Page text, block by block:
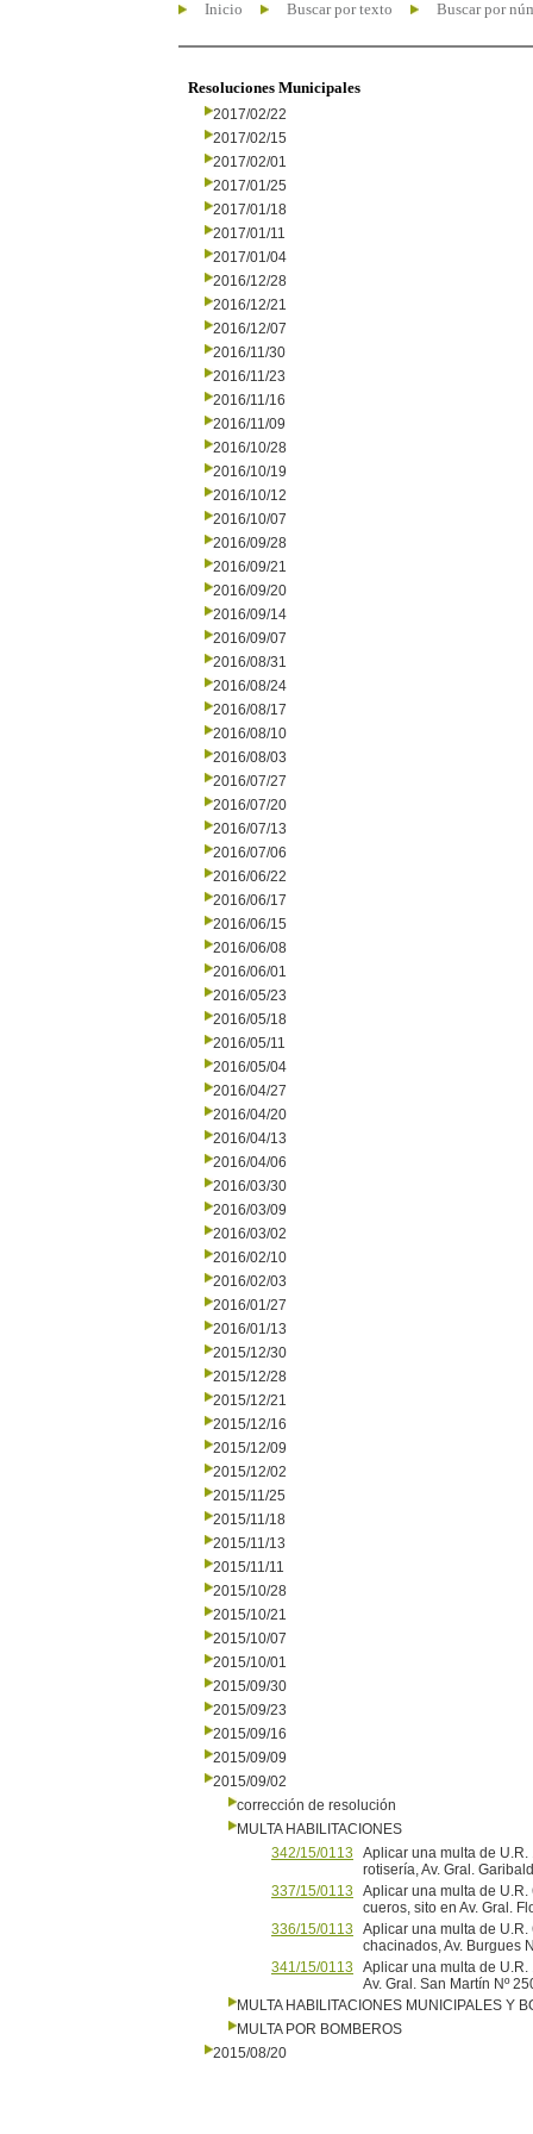
Inicio Buscar por texto Buscar por
Resoluciones Municipales
2017/02/22
2017/02/15
2017/02/01
2017/01/25
2017/01/18
2017/01/11
2017/01/04
2016/12/28
2016/12/21
2016/12/07
2016/11/30
2016/11/23
2016/11/16
2016/11/09
2016/10/28
2016/10/19
2016/10/12
2016/10/07
2016/09/28
2016/09/21
2016/09/20
2016/09/14
2016/09/07
2016/08/31
2016/08/24
2016/08/17
2016/08/10
2016/08/03
2016/07/27
2016/07/20
2016/07/13
2016/07/06
2016/06/22
2016/06/17
2016/06/15
2016/06/08
2016/06/01
2016/05/23
2016/05/18
2016/05/11
2016/05/04
2016/04/27
2016/04/20
2016/04/13
2016/04/06
2016/03/30
2016/03/09
2016/03/02
2016/02/10
2016/02/03
2016/01/27
2016/01/13
2015/12/30
2015/12/28
2015/12/21
2015/12/16
2015/12/09
2015/12/02
2015/11/25
2015/11/18
2015/11/13
2015/11/11
2015/10/28
2015/10/21
2015/10/07
2015/10/01
2015/09/30
2015/09/23
2015/09/16
2015/09/09
2015/09/02
corrección de resolución
MULTA HABILITACIONES
342/15/0113
Aplicar una multa de
rotisería, Av. Gral.
337/15/0113
Aplicar una multa de
cueros, sito en Av. Gral.
336/15/0113
Aplicar una multa de
chacinados, Av. Burgues
341/15/0113
Aplicar una multa de
Av. Gral. San Martín Nº
MULTA HABILITACIONES MUNICIPALES Y
MULTA POR BOMBEROS
2015/08/20